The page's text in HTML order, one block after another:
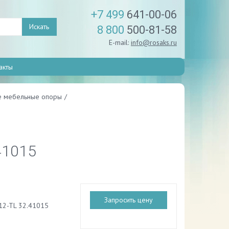
Искать
+7 499 641-00-06
8 800 500-81-58
E-mail: info@rosaks.ru
мебельные опоры /
TL 32.41015
Запросить цену